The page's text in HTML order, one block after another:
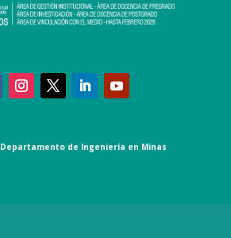
Departamento de Ingeniería en Minas